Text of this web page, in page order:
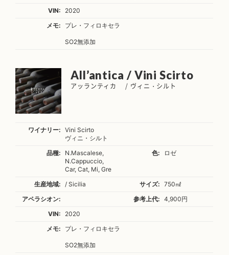
VIN:
2020
メモ:
プレ・フィロキセラ
SO2無添加
All’antica / Vini Scirto
アッランティカ / ヴィニ・シルト
ワイナリー:
Vini Scirto
ヴィニ・シルト
品種:
N.Mascalese,
N.Cappuccio,
Car, Cat, Mi, Gre
色: ロゼ
生産地域: / Sicilia サイズ:
750㎖
アペラシオン:
参考上代:
4,900円
VIN:
2020
メモ:
プレ・フィロキセラ
SO2無添加